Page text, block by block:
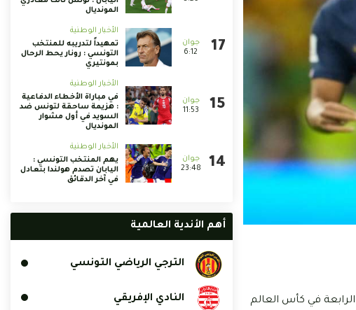
في كأس العالم
المونديال
6:12
الأخبار الوطنية
تمهيداً لتدريبه للمنتخب
التونسي : رونار يحط الرحال
بمونتيري
11:53
الأخبار الوطنية
في مباراة الأخطاء الدفاعية
: هزيمة ساحقة لتونس ضد
السويد في أول مشوار
المونديال
23:48
الأخبار الوطنية
يهم المنتخب التونسي :
اليابان تصدم هولندا بتعادل
في آخر الدقائق
أهم الأندية العالمية
الترجي الرياضي التونسي
النادي الإفريقي